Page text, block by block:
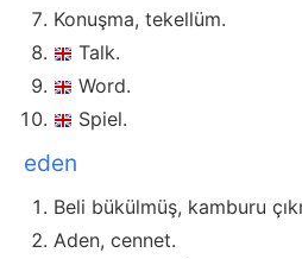
Konuşma, tekellüm.
Talk.
Word.
Spiel.
eden
Beli bükülmüş, kamburu
Aden, cennet.